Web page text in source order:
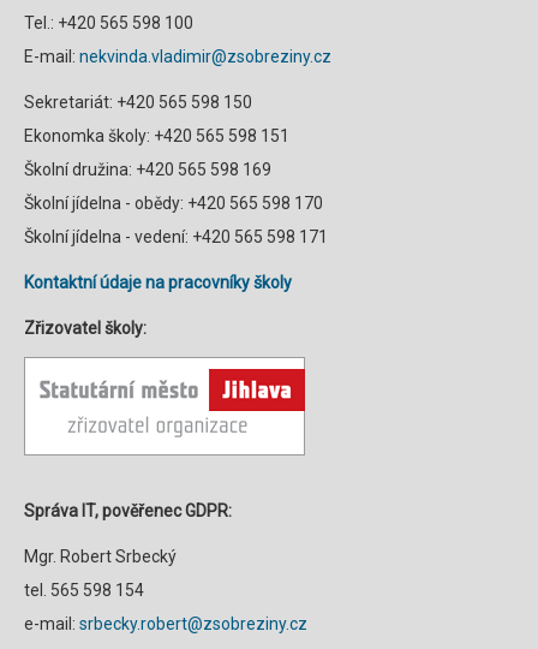
Tel.: +420 565 598 100
E-mail: nekvinda.vladimir@zsobreziny.cz
Sekretariát: +420 565 598 150
Ekonomka školy: +420 565 598 151
Školní družina: +420 565 598 169
Školní jídelna - obědy: +420 565 598 170
Školní jídelna - vedení: +420 565 598 171
Kontaktní údaje na pracovníky školy
Zřizovatel školy:
Správa IT, pověřenec GDPR:
Mgr. Robert Srbecký
tel. 565 598 154
e-mail: srbecky.robert@zsobreziny.cz